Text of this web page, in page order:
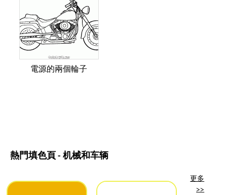
電源的兩個輪子
熱門填色頁 - 机械和车辆
更多
>>